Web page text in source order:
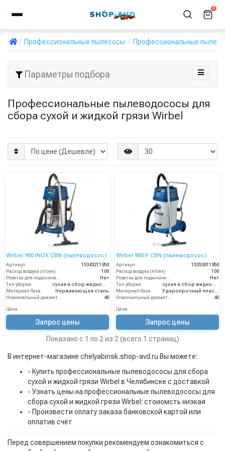
0
Профессиональные пылесосы Профессиональные
Параметры подбора
Профессиональные пылеводососы для
сбора сухой и жидкой грязи Wirbel
Wirbel 980 INOX CBN (пылеводосос)
Артикул
15343211950
Расход воздуха (л/сек)
100
Нет
Тип уборки
Материал бака
Нержавеющая сталь
40
Цена
Запрос цены
Wirbel 980 P CBN (пылеводосос)
Артикул
15353811950
Расход воздуха (л/сек)
100
Нет
Тип уборки
Материал бака
40
Цена
Запрос цены
Показано с 1 по 2 из 2 (всего 1 страниц)
В интернет-магазине chelyabinsk.shop-avd.ru Вы можете:
- Купить профессиональные пылеводососы для сбора
сухой и жидкой грязи Wirbel в Челябинске с доставкой
- Узнать цены на профессиональные пылеводососы для
сбора сухой и жидкой грязи Wirbel: стоиомсть низкая
- Произвести оплату заказа банковской картой или
оплатив счёт
Перед совершением покупки рекомендуем ознакомиться с